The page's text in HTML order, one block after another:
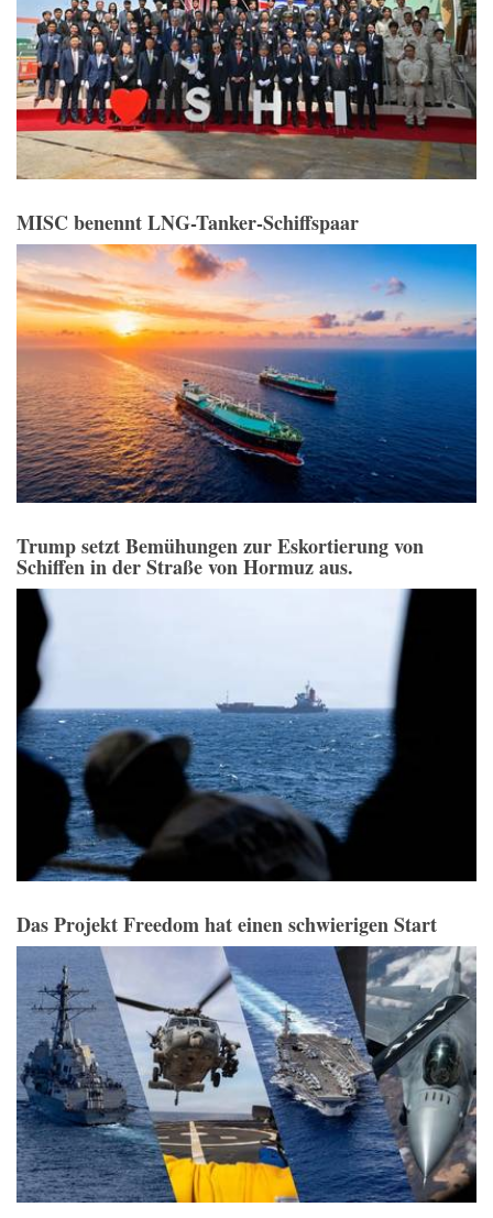
MISC benennt LNG-Tanker-Schiffspaar
Trump setzt Bemühungen zur Eskortierung von
Schiffen in der Straße von Hormuz aus.
Das Projekt Freedom hat einen schwierigen Start